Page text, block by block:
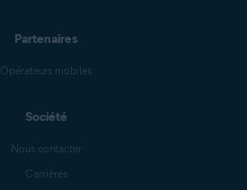
Partenaires
Opérateurs mobiles
Société
Nous contacter
Carrières